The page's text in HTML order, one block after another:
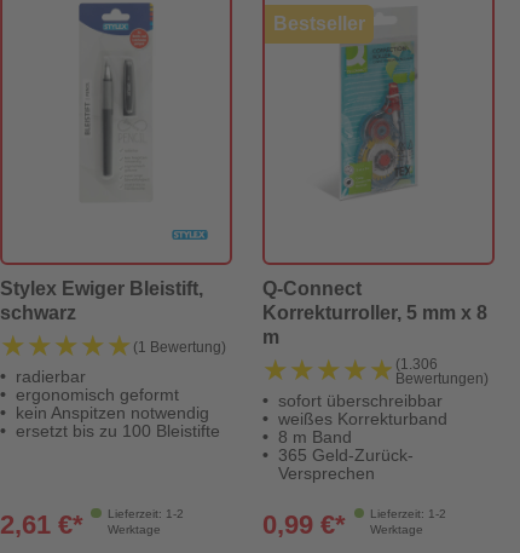
Stylex Ewiger Bleistift,
schwarz
★★★★★
★★★★★ (1 Bewertung)
radierbar
ergonomisch geformt
kein Anspitzen notwendig
ersetzt bis zu 100 Bleistifte
Lieferzeit: 1-2
Werktage
2,61 €*
Bestseller
Q-Connect
Korrekturroller, 5 mm x 8
m
★★★★★
★★★★★ (1.306
Bewertungen)
sofort überschreibbar
weißes Korrekturband
8 m Band
365 Geld-Zurück-
Versprechen
Lieferzeit: 1-2
Werktage
0,99 €*